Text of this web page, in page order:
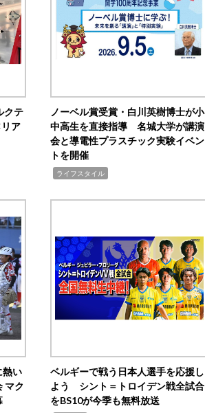
クテ
ア
ノーベル賞受賞・白川英樹博士が小
中高生を直接指導 名城大学が講演
会と導電性プラスチック実験イベン
トを開催
ライフスタイル
熱い
マク
ベルギーで戦う日本人選手を応援し
よう シント＝トロイデン戦全試合
をBS10が今季も無料放送